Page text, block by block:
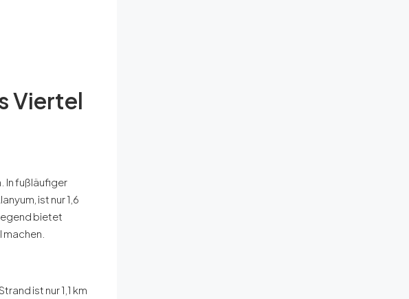
Viertel
In fußläufiger
ist nur 1,6
bietet
ist nur 1,1 km